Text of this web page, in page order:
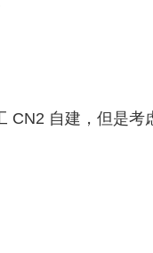
CN2 自建，但是考